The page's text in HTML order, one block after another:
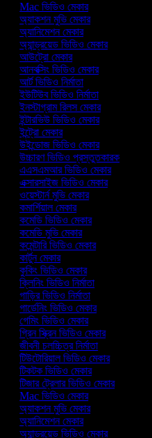
Mac ভিডিও মেকার
অ্যাকশন মুভি মেকার
অ্যানিমেশন মেকার
অ্যান্ড্রয়েড ভিডিও মেকার
আউট্রো মেকার
আনবক্সিং ভিডিও মেকার
আর্ট ভিডিও নির্মাতা
ইউটিউব ভিডিও নির্মাতা
ইনস্টাগ্রাম রিলস মেকার
ইন্টারভিউ ভিডিও মেকার
ইন্ট্রো মেকার
উইন্ডোজ ভিডিও মেকার
উচ্চারণ ভিডিও প্রস্তুতকারক
এএসএমআর ভিডিও মেকার
এক্সারসাইজ ভিডিও মেকার
ওয়েস্টার্ন মুভি মেকার
কমার্শিয়াল মেকার
কমেডি ভিডিও মেকার
কমেডি মুভি মেকার
কমেন্টারি ভিডিও মেকার
কার্টুন মেকার
কুকিং ভিডিও মেকার
ক্লিনিং ভিডিও নির্মাতা
গাড়ির ভিডিও নির্মাতা
গার্ডেনিং ভিডিও মেকার
গেমিং ভিডিও মেকার
গ্রিন স্ক্রিন ভিডিও মেকার
জীবনী চলচ্চিত্র নির্মাতা
টিউটোরিয়াল ভিডিও মেকার
টিকটক ভিডিও মেকার
টিজার ট্রেলার ভিডিও মেকার
Mac ভিডিও মেকার
অ্যাকশন মুভি মেকার
অ্যানিমেশন মেকার
অ্যান্ড্রয়েড ভিডিও মেকার